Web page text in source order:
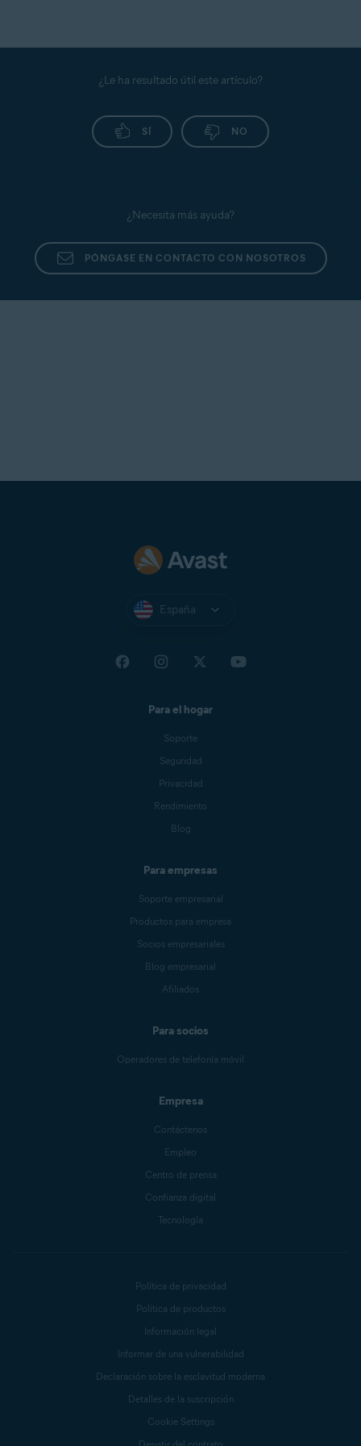
¿Le ha resultado útil este artículo?
SÍ NO
¿Necesita más ayuda?
PÓNGASE EN CONTACTO CON NOSOTROS
España
Para el hogar
Soporte
Seguridad
Privacidad
Rendimiento
Blog
Para empresas
Soporte empresarial
Productos para empresa
Socios empresariales
Blog empresarial
Afiliados
Para socios
Operadores de telefonía móvil
Empresa
Contáctenos
Empleo
Centro de prensa
Confianza digital
Tecnología
Política de privacidad
Política de productos
Información legal
Informar de una vulnerabilidad
Declaración sobre la esclavitud moderna
Detalles de la suscripción
Cookie Settings